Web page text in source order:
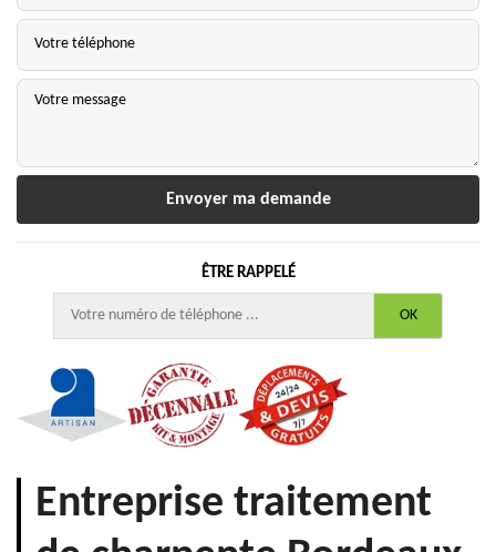
ÊTRE RAPPELÉ
Entreprise traitement